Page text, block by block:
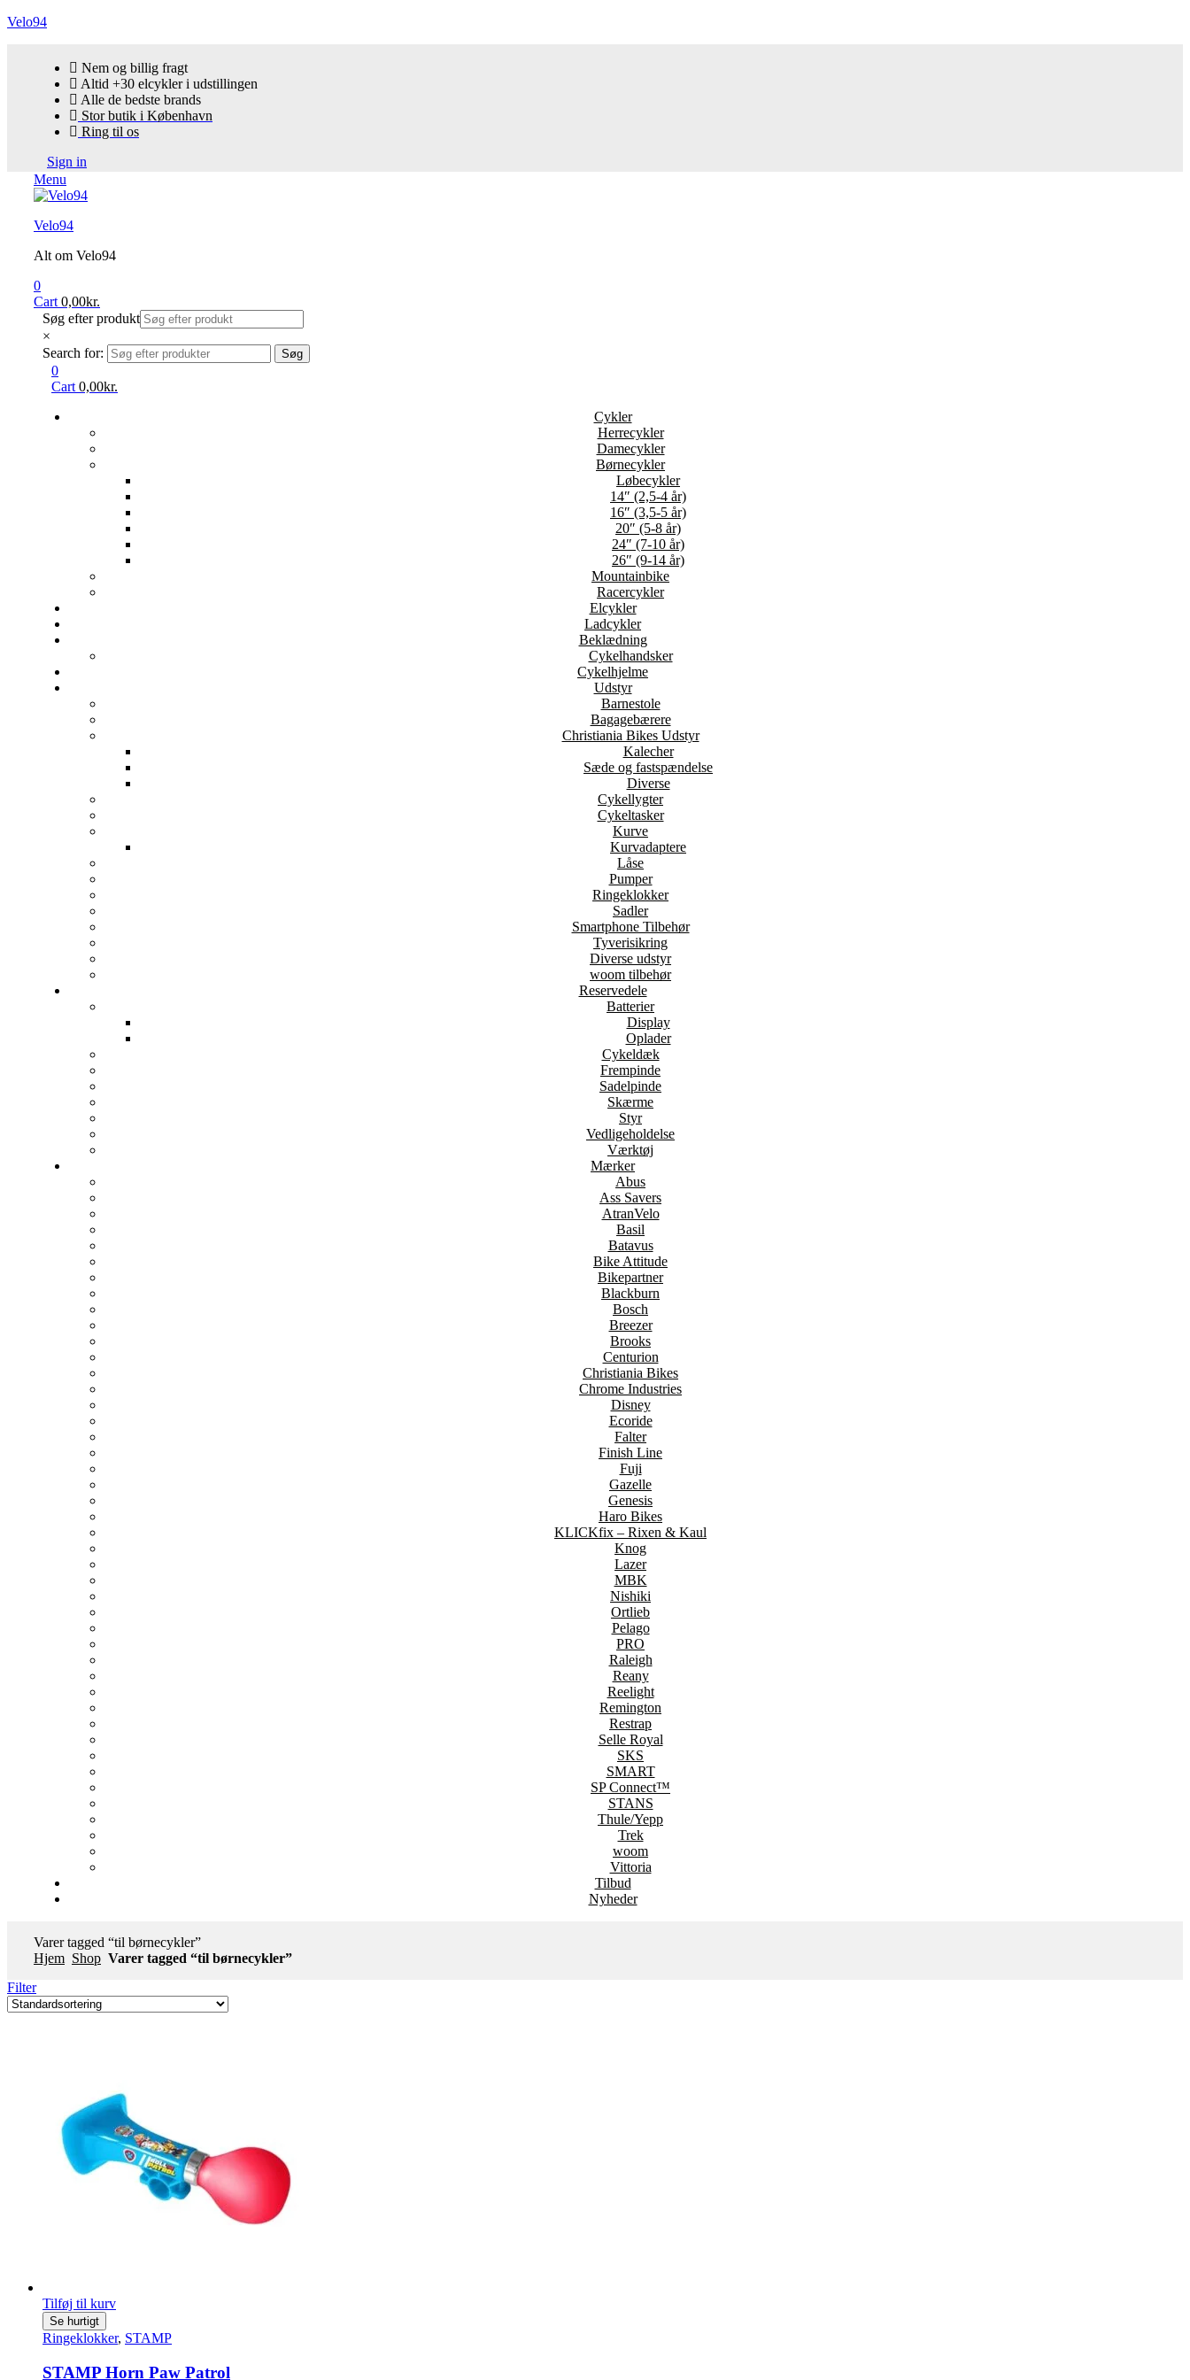
Velo94
Nem og billig fragt
Altid +30 elcykler i udstillingen
Alle de bedste brands
Stor butik i København
Ring til os
Sign in
Menu
Velo94
Alt om Velo94
0
Cart 0,00kr.
Søg efter produkt
×
Search for:
Søg
0
Cart 0,00kr.
Cykler
Herrecykler
Damecykler
Børnecykler
Løbecykler
14″ (2,5-4 år)
16″ (3,5-5 år)
20″ (5-8 år)
24″ (7-10 år)
26″ (9-14 år)
Mountainbike
Racercykler
Elcykler
Ladcykler
Beklædning
Cykelhandsker
Cykelhjelme
Udstyr
Barnestole
Bagagebærere
Christiania Bikes Udstyr
Kalecher
Sæde og fastspændelse
Diverse
Cykellygter
Cykeltasker
Kurve
Kurvadaptere
Låse
Pumper
Ringeklokker
Sadler
Smartphone Tilbehør
Tyverisikring
Diverse udstyr
woom tilbehør
Reservedele
Batterier
Display
Oplader
Cykeldæk
Frempinde
Sadelpinde
Skærme
Styr
Vedligeholdelse
Værktøj
Mærker
Abus
Ass Savers
AtranVelo
Basil
Batavus
Bike Attitude
Bikepartner
Blackburn
Bosch
Breezer
Brooks
Centurion
Christiania Bikes
Chrome Industries
Disney
Ecoride
Falter
Finish Line
Fuji
Gazelle
Genesis
Haro Bikes
KLICKfix – Rixen & Kaul
Knog
Lazer
MBK
Nishiki
Ortlieb
Pelago
PRO
Raleigh
Reany
Reelight
Remington
Restrap
Selle Royal
SKS
SMART
SP Connect™
STANS
Thule/Yepp
Trek
woom
Vittoria
Tilbud
Nyheder
Varer tagged “til børnecykler”
Hjem Shop Varer tagged “til børnecykler”
Filter
Tilføj til kurv
Se hurtigt
Ringeklokker, STAMP
STAMP Horn Paw Patrol